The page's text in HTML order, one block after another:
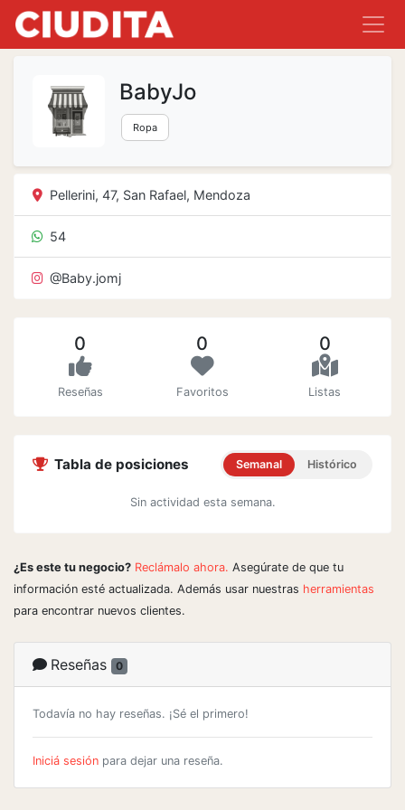
BabyJo
Ropa
Pellerini, 47, San Rafael, Mendoza
54
@Baby.jomj
0
Reseñas
0
Favoritos
0
Listas
Tabla de posiciones Semanal Histórico
Sin actividad esta semana.
¿Es este tu negocio? Reclámalo ahora. Asegúrate de que tu
información esté actualizada. Además usar nuestras herramientas
para encontrar nuevos clientes.
Reseñas 0
Todavía no hay reseñas. ¡Sé el primero!
Iniciá sesión para dejar una reseña.